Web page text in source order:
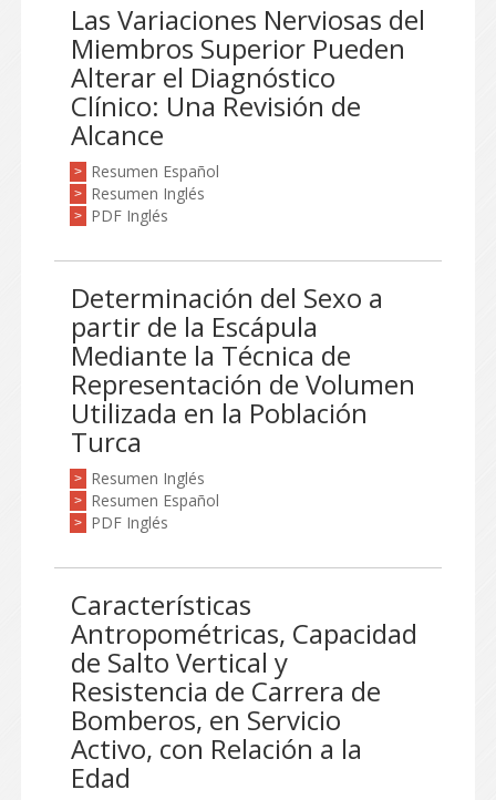
Las Variaciones Nerviosas del
Miembros Superior Pueden
Alterar el Diagnóstico
Clínico: Una Revisión de
Alcance
> Resumen Español
> Resumen Inglés
> PDF Inglés
Determinación del Sexo a
partir de la Escápula
Mediante la Técnica de
Representación de Volumen
Utilizada en la Población
Turca
> Resumen Inglés
> Resumen Español
> PDF Inglés
Características
Antropométricas, Capacidad
de Salto Vertical y
Resistencia de Carrera de
Bomberos, en Servicio
Activo, con Relación a la
Edad